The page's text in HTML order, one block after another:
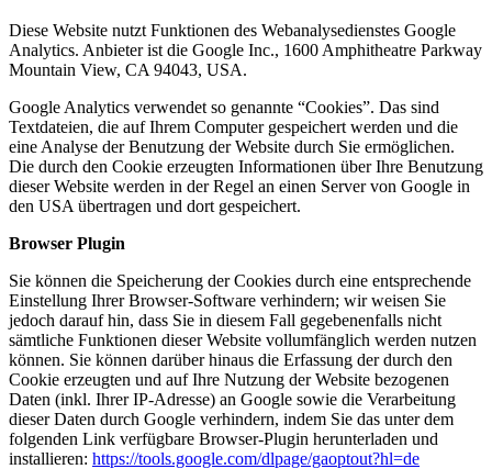
Diese Website nutzt Funktionen des Webanalysedienstes Google
Analytics. Anbieter ist die Google Inc., 1600 Amphitheatre Parkway
Mountain View, CA 94043, USA.
Google Analytics verwendet so genannte “Cookies”. Das sind
Textdateien, die auf Ihrem Computer gespeichert werden und die
eine Analyse der Benutzung der Website durch Sie ermöglichen.
Die durch den Cookie erzeugten Informationen über Ihre Benutzung
dieser Website werden in der Regel an einen Server von Google in
den USA übertragen und dort gespeichert.
Browser Plugin
Sie können die Speicherung der Cookies durch eine entsprechende
Einstellung Ihrer Browser-Software verhindern; wir weisen Sie
jedoch darauf hin, dass Sie in diesem Fall gegebenenfalls nicht
sämtliche Funktionen dieser Website vollumfänglich werden nutzen
können. Sie können darüber hinaus die Erfassung der durch den
Cookie erzeugten und auf Ihre Nutzung der Website bezogenen
Daten (inkl. Ihrer IP-Adresse) an Google sowie die Verarbeitung
dieser Daten durch Google verhindern, indem Sie das unter dem
folgenden Link verfügbare Browser-Plugin herunterladen und
installieren: https://tools.google.com/dlpage/gaoptout?hl=de